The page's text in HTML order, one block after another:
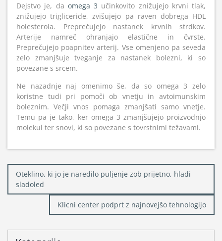
Dejstvo je, da omega 3 učinkovito znižujejo krvni tlak,
znižujejo trigliceride, zvišujejo pa raven dobrega HDL
holesterola. Preprečujejo nastanek krvnih strdkov.
Arterije namreč ohranjajo elastične in čvrste.
Preprečujejo poapnitev arterij. Vse omenjeno pa seveda
zelo zmanjšuje tveganje za nastanek bolezni, ki so
povezane s srcem.
Ne nazadnje naj omenimo še, da so omega 3 zelo
koristne tudi pri pomoči ob vnetju in avtoimunskim
boleznim. Večji vnos pomaga zmanjšati samo vnetje.
Temu pa je tako, ker omega 3 zmanjšujejo proizvodnjo
molekul ter snovi, ki so povezane s tovrstnimi težavami.
Navigacija
prispevka
Oteklino, ki jo je naredilo puljenje zob prijetno, hladi
sladoled
Klicni center podprt z najnovejšo tehnologijo